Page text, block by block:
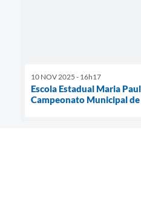
10 NOV 2025 - 16h17
Escola Estadual Maria
Campeonato Municipal